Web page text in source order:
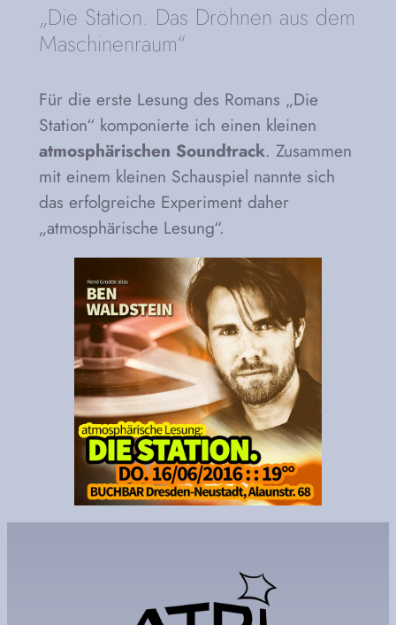
„Die Station. Das Dröhnen aus dem
Maschinenraum“
Für die erste Lesung des Romans „Die
Station“ komponierte ich einen kleinen
atmosphärischen Soundtrack. Zusammen
mit einem kleinen Schauspiel nannte sich
das erfolgreiche Experiment daher
„atmosphärische Lesung“.